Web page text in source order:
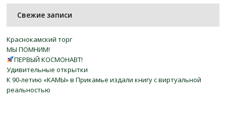
Свежие записи
Краснокамский торг
МЫ ПОМНИМ!
ПЕРВЫЙ КОСМОНАВТ!
Удивительные открытки
К 90-летию «КАМЫ» в Прикамье издали книгу с виртуальной
реальностью